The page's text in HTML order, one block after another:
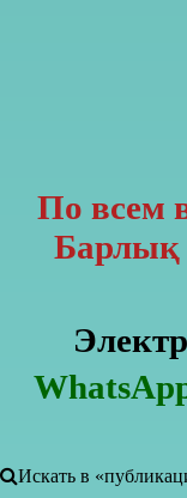
По всем
Барлық
Искать в